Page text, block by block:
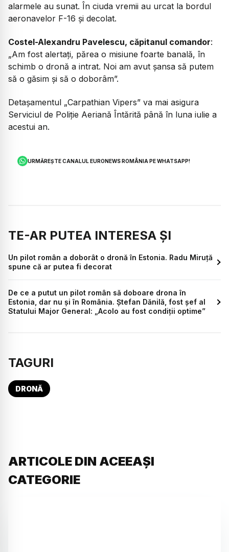
alarmele au sunat. În ciuda vremii au urcat la bordul
aeronavelor F-16 și decolat.
Costel-Alexandru Pavelescu, căpitanul comandor:
„Am fost alertați, părea o misiune foarte banală, în
schimb o dronă a intrat. Noi am avut șansa să putem
să o găsim și să o doborâm”.
Detașamentul „Carpathian Vipers” va mai asigura
Serviciul de Poliție Aeriană Întărită până în luna iulie a
acestui an.
URMĂREȘTE CANALUL EURONEWS ROMÂNIA PE WHATSAPP!
TE-AR PUTEA INTERESA ȘI
Un pilot român a doborât o dronă în Estonia. Radu Miruță
spune că ar putea fi decorat
De ce a putut un pilot român să doboare drona în
Estonia, dar nu și în România. Ștefan Dănilă, fost șef al
Statului Major General: „Acolo au fost condiții optime”
TAGURI
DRONĂ
ARTICOLE DIN ACEEAȘI
CATEGORIE